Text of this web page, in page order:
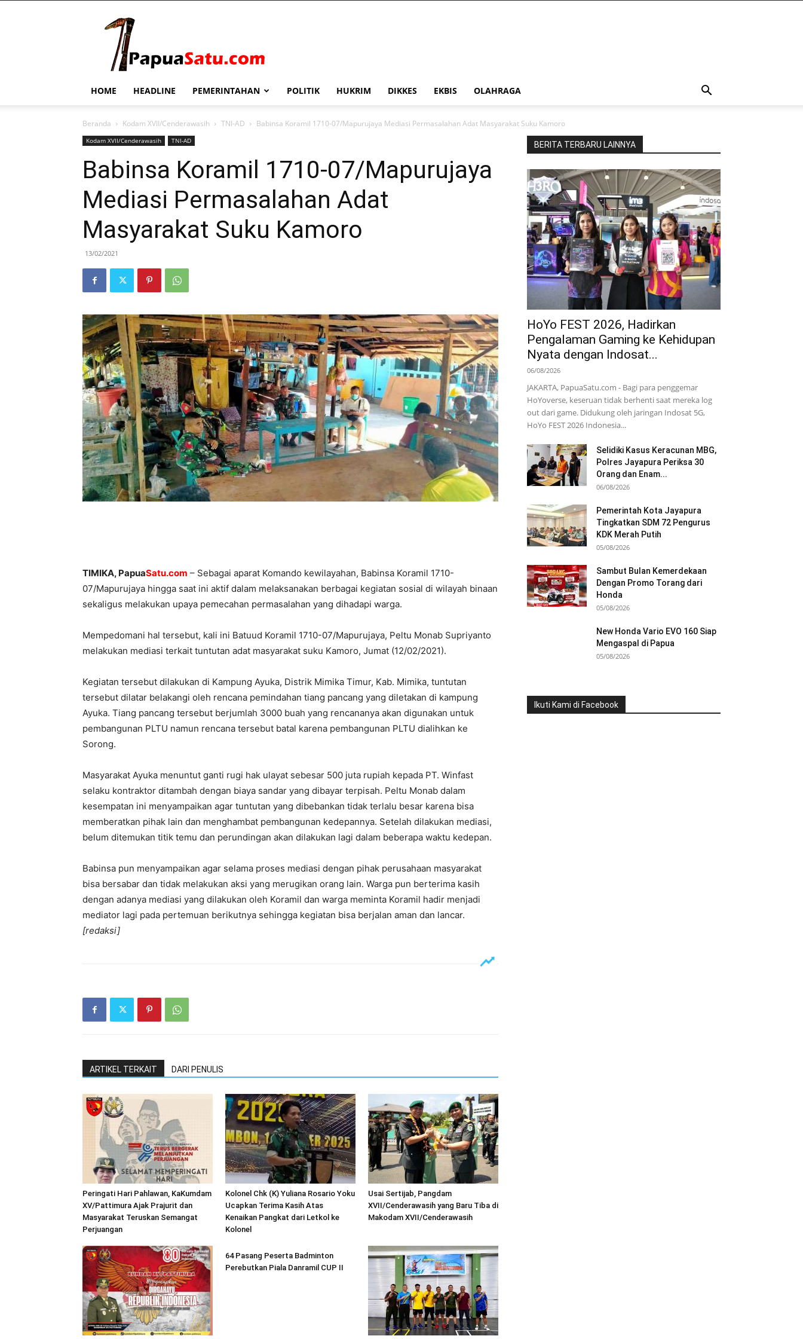
HOME HEADLINE PEMERINTAHAN POLITIK HUKRIM DIKKES EKBIS OLAHRAGA
Beranda Kodam XVII/Cenderawasih TNI-AD Babinsa Koramil 1710-07/Mapurujaya Mediasi Permasalahan Adat Masyarakat Suku Kamoro
Kodam XVII/Cenderawasih TNI-AD
Babinsa Koramil 1710-07/Mapurujaya
Mediasi Permasalahan Adat
Masyarakat Suku Kamoro
13/02/2021
TIMIKA, PapuaSatu.com – Sebagai aparat Komando kewilayahan, Babinsa Koramil 1710-
07/Mapurujaya hingga saat ini aktif dalam melaksanakan berbagai kegiatan sosial di wilayah binaan
sekaligus melakukan upaya pemecahan permasalahan yang dihadapi warga.
Mempedomani hal tersebut, kali ini Batuud Koramil 1710-07/Mapurujaya, Peltu Monab Supriyanto
melakukan mediasi terkait tuntutan adat masyarakat suku Kamoro, Jumat (12/02/2021).
Kegiatan tersebut dilakukan di Kampung Ayuka, Distrik Mimika Timur, Kab. Mimika, tuntutan
tersebut dilatar belakangi oleh rencana pemindahan tiang pancang yang diletakan di kampung
Ayuka. Tiang pancang tersebut berjumlah 3000 buah yang rencananya akan digunakan untuk
pembangunan PLTU namun rencana tersebut batal karena pembangunan PLTU dialihkan ke
Sorong.
Masyarakat Ayuka menuntut ganti rugi hak ulayat sebesar 500 juta rupiah kepada PT. Winfast
selaku kontraktor ditambah dengan biaya sandar yang dibayar terpisah. Peltu Monab dalam
kesempatan ini menyampaikan agar tuntutan yang dibebankan tidak terlalu besar karena bisa
memberatkan pihak lain dan menghambat pembangunan kedepannya. Setelah dilakukan mediasi,
belum ditemukan titik temu dan perundingan akan dilakukan lagi dalam beberapa waktu kedepan.
Babinsa pun menyampaikan agar selama proses mediasi dengan pihak perusahaan masyarakat
bisa bersabar dan tidak melakukan aksi yang merugikan orang lain. Warga pun berterima kasih
dengan adanya mediasi yang dilakukan oleh Koramil dan warga meminta Koramil hadir menjadi
mediator lagi pada pertemuan berikutnya sehingga kegiatan bisa berjalan aman dan lancar.
[redaksi]
ARTIKEL TERKAIT DARI PENULIS
Peringati Hari Pahlawan, KaKumdam
XV/Pattimura Ajak Prajurit dan
Masyarakat Teruskan Semangat
Perjuangan
Kolonel Chk (K) Yuliana Rosario Yoku
Ucapkan Terima Kasih Atas
Kenaikan Pangkat dari Letkol ke
Kolonel
Usai Sertijab, Pangdam
XVII/Cenderawasih yang Baru Tiba di
Makodam XVII/Cenderawasih
64 Pasang Peserta Badminton
Perebutkan Piala Danramil CUP II
BERITA TERBARU LAINNYA
HoYo FEST 2026, Hadirkan
Pengalaman Gaming ke Kehidupan
Nyata dengan Indosat...
06/08/2026
JAKARTA, PapuaSatu.com - Bagi para penggemar
HoYoverse, keseruan tidak berhenti saat mereka log
out dari game. Didukung oleh jaringan Indosat 5G,
HoYo FEST 2026 Indonesia...
Selidiki Kasus Keracunan MBG,
Polres Jayapura Periksa 30
Orang dan Enam...
06/08/2026
Pemerintah Kota Jayapura
Tingkatkan SDM 72 Pengurus
KDK Merah Putih
05/08/2026
Sambut Bulan Kemerdekaan
Dengan Promo Torang dari
Honda
05/08/2026
New Honda Vario EVO 160 Siap
Mengaspal di Papua
05/08/2026
Ikuti Kami di Facebook